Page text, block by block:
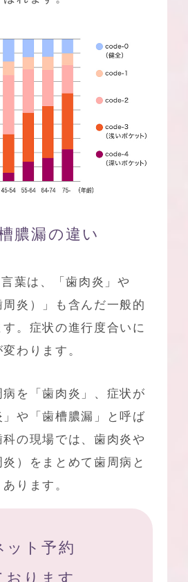
膿漏の違い
葉は、「歯肉炎」や
周炎）」も含んだ一般的
。症状の進行度合いに
わります。
を「歯肉炎」、症状が
や「歯槽膿漏」と呼ば
の現場では、歯肉炎や
）をまとめて歯周病と
ります。
ット予約
おります